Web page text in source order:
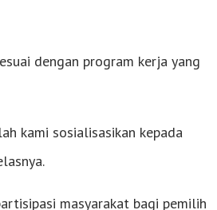
dengan program kerja yang
kami sosialisasikan kepada
masyarakat bagi pemilih